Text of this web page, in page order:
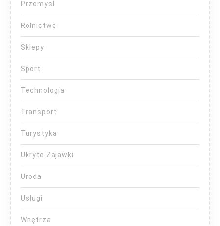
Przemysł
Rolnictwo
Sklepy
Sport
Technologia
Transport
Turystyka
Ukryte Zajawki
Uroda
Usługi
Wnętrza